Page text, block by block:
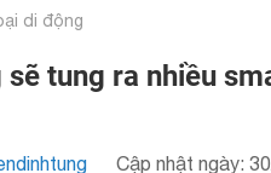
di động
sẽ tung ra nhiều
Cập nhật ngày: